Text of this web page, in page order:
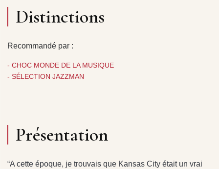
Distinctions
Recommandé par :
- CHOC MONDE DE LA MUSIQUE
- SÉLECTION JAZZMAN
Présentation
“A cette époque, je trouvais que Kansas City était un vrai